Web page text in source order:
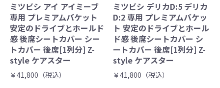
ミツビシ アイ アイミーブ
専用 プレミアムバケット
安定のドライブとホールド
感 後席シートカバー シー
トカバー 後席[1列分] Z-
style ケアスター
￥41,800（税込）
ミツビシ デリカD:5 デリカ
D:2 専用 プレミアムバケッ
ト 安定のドライブとホール
ド感 後席シートカバー シ
ートカバー 後席[1列分] Z-
style ケアスター
￥41,800（税込）